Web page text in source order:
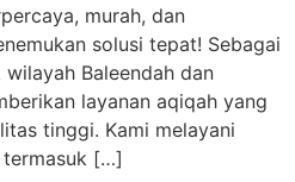
murah, dan
solusi tepat! Sebagai
Baleendah dan
layanan aqiqah yang
tinggi. Kami melayani
termasuk […]